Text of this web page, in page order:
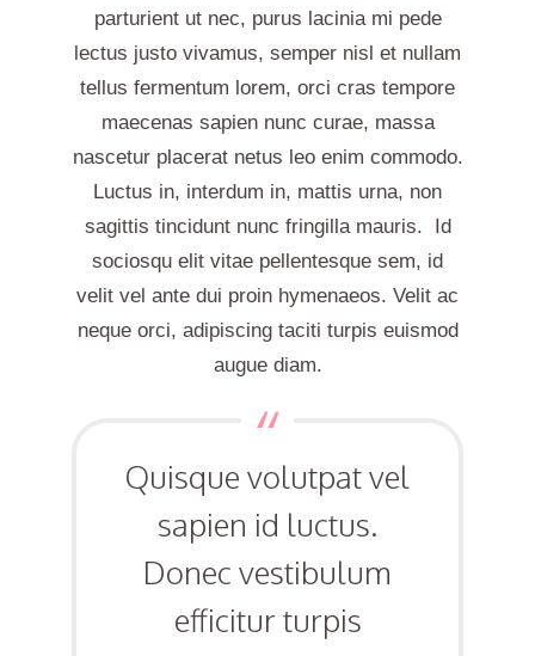
parturient ut nec, purus lacinia mi pede
lectus justo vivamus, semper nisl et nullam
tellus fermentum lorem, orci cras tempore
maecenas sapien nunc curae, massa
nascetur placerat netus leo enim commodo.
Luctus in, interdum in, mattis urna, non
sagittis tincidunt nunc fringilla mauris. Id
sociosqu elit vitae pellentesque sem, id
velit vel ante dui proin hymenaeos. Velit ac
neque orci, adipiscing taciti turpis euismod
augue diam.
Quisque volutpat vel
sapien id luctus.
Donec vestibulum
efficitur turpis